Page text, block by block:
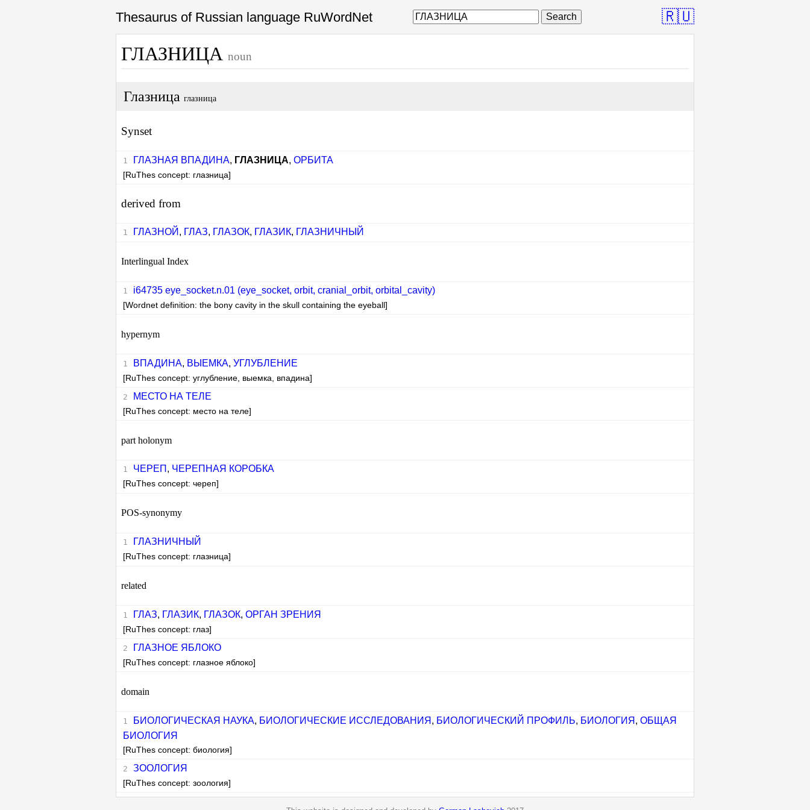
Thesaurus of Russian language RuWordNet Search 🇷🇺
ГЛАЗНИЦА noun
Глазница глазница
Synset
ГЛАЗНАЯ ВПАДИНА, ГЛАЗНИЦА, ОРБИТА
[RuThes concept: глазница]
derived from
ГЛАЗНОЙ , ГЛАЗ, ГЛАЗОК, ГЛАЗИК, ГЛАЗНИЧНЫЙ
Interlingual Index
i64735 eye_socket.n.01 (eye_socket, orbit, cranial_orbit, orbital_cavity)
[Wordnet definition: the bony cavity in the skull containing the eyeball]
hypernym
ВПАДИНА, ВЫЕМКА, УГЛУБЛЕНИЕ
[RuThes concept: углубление, выемка, впадина]
МЕСТО НА ТЕЛЕ
[RuThes concept: место на теле]
part holonym
ЧЕРЕП , ЧЕРЕПНАЯ КОРОБКА
[RuThes concept: череп]
POS-synonymy
ГЛАЗНИЧНЫЙ
[RuThes concept: глазница]
related
ГЛАЗ, ГЛАЗИК, ГЛАЗОК, ОРГАН ЗРЕНИЯ
[RuThes concept: глаз]
ГЛАЗНОЕ ЯБЛОКО
[RuThes concept: глазное яблоко]
domain
БИОЛОГИЧЕСКАЯ НАУКА, БИОЛОГИЧЕСКИЕ ИССЛЕДОВАНИЯ , БИОЛОГИЧЕСКИЙ ПРОФИЛЬ, БИОЛОГИЯ , ОБЩАЯ
БИОЛОГИЯ
[RuThes concept: биология]
ЗООЛОГИЯ
[RuThes concept: зоология]